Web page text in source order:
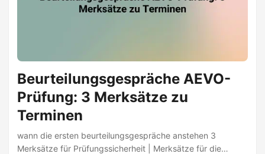
Beurteilungsgespräche AEVO-
Prüfung: 3 Merksätze zu
Terminen
wann die ersten beurteilungsgespräche anstehen 3
Merksätze für Prüfungssicherheit | Merksätze für die